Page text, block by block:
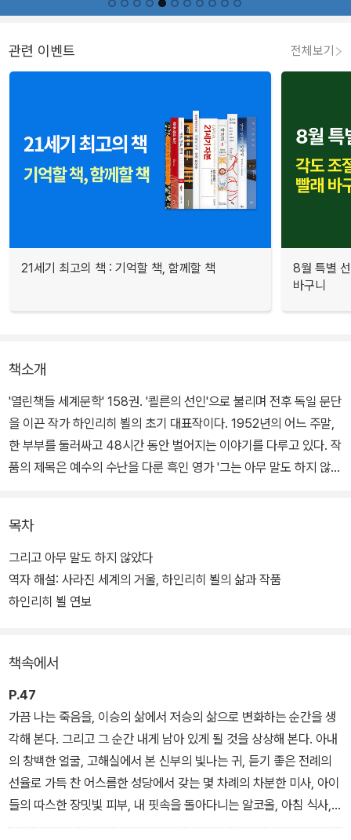
관련 이벤트 전체보기
21세기 최고의 책 : 기억할 책, 함께할 책
8월 특별
바구니
책소개
'열린책들 세계문학' 158권. '쾰른의 선인'으로 불리며 전후 독일 문단
을 이끈 작가 하인리히 뵐의 초기 대표작이다. 1952년의 어느 주말,
한 부부를 둘러싸고 48시간 동안 벌어지는 이야기를 다루고 있다. 작
품의 제목은 예수의 수난을 다룬 흑인 영가 '그는 아무 말도 하지 않았
성당 전화 교환수로 한 달 임금이 320마르크 80페니히인 프레드 보
그너와 그의 아내 캐테 보그너를 주인공으로, 먼지와 얼룩, 담배 연기
로 가득한 전후의 풍경을 배경으로 삼아, 쓰라린 사색과 따뜻한 대화
가 조화를 이루는 뵐 특유의 글쓰기를 여실히 보여 주는 작품이다. 평
프레드 보그너는 좁은 단칸방에서 아내 캐테, 세 아이와 함께 사는 것
을 견디지 못하고 집을 나왔다. 그는 전쟁과 가난으로 인한 상처를 안
고 포격으로 파괴된 도시의 이곳저곳을 떠돌아다닌다. 그의 아내 캐
테 보그너도 먼지로 뒤덮인 일상과 위선적인 가톨릭 신자인 프랑케
부인으로부터 달아나고 싶어 하지만 아이들 때문에 수모를 견디며 초
라한 방에서 억지로 살아간다.
목차
그리고 아무 말도 하지 않았다
역자 해설: 사라진 세계의 거울, 하인리히 뵐의 삶과 작품
하인리히 뵐 연보
책속에서
P.47
가끔 나는 죽음을, 이승의 삶에서 저승의 삶으로 변화하는 순간을 생
각해 본다. 그리고 그 순간 내게 남아 있게 될 것을 상상해 본다. 아내
의 창백한 얼굴, 고해실에서 본 신부의 빛나는 귀, 듣기 좋은 전례의
선율로 가득 찬 어스름한 성당에서 갖는 몇 차례의 차분한 미사, 아이
들의 따스한 장밋빛 피부, 내 핏속을 돌아다니는 알코올, 아침 식사,
몇 번의 아침 식사… 그리고 커피 머신의 꼭지를 돌리는 소녀를 바라